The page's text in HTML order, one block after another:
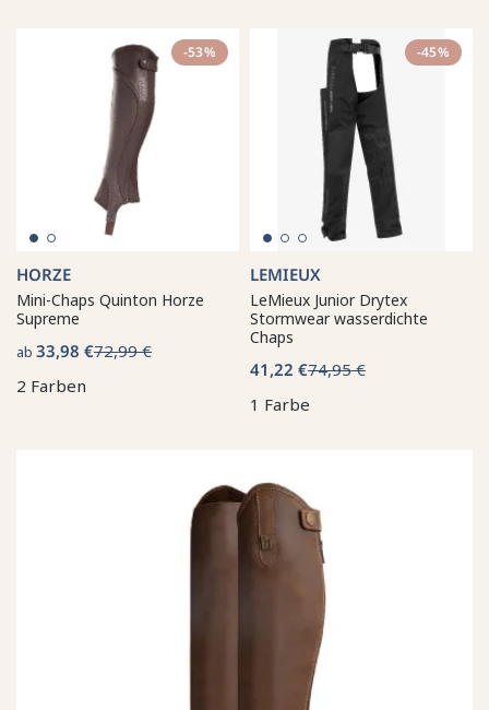
-53%
HORZE
Mini-Chaps Quinton Horze
Supreme
ab 33,98 €72,99 €
2 Farben
-45%
LEMIEUX
LeMieux Junior Drytex
Stormwear wasserdichte
Chaps
41,22 €74,95 €
1 Farbe